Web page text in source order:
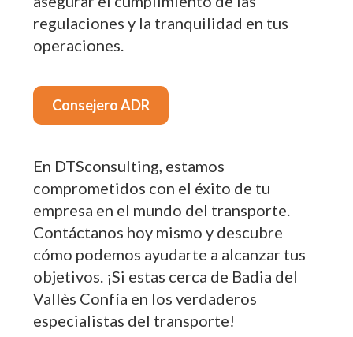
regulaciones y la tranquilidad en tus
operaciones.
Consejero ADR
En DTSconsulting, estamos
comprometidos con el éxito de tu
empresa en el mundo del transporte.
Contáctanos hoy mismo y descubre
cómo podemos ayudarte a alcanzar tus
objetivos. ¡Si estas cerca de Badia del
Vallès Confía en los verdaderos
especialistas del transporte!